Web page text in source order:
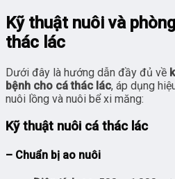
Kỹ thuật nuôi và
thác lác
Dưới đây là hướng dẫn đầy đủ về
bệnh cho cá thác lác, áp dụng
nuôi lồng và nuôi bể xi măng:
Kỹ thuật nuôi cá thác lác
– Chuẩn bị ao nuôi